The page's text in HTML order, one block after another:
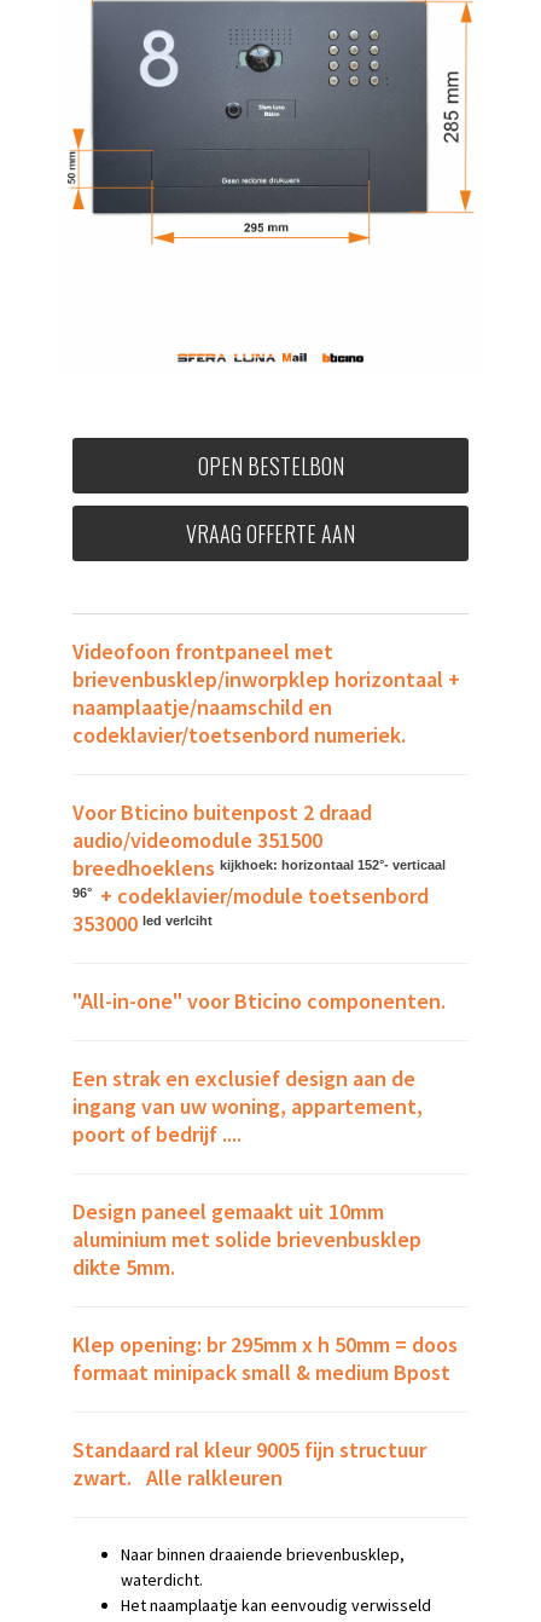
OPEN BESTELBON
VRAAG OFFERTE AAN
Videofoon frontpaneel met
brievenbusklep/inworpklep horizontaal +
naamplaatje/naamschild en
codeklavier/toetsenbord numeriek.
Voor Bticino buitenpost 2 draad
audio/videomodule 351500
breedhoeklens kijkhoek: horizontaal 152°- verticaal
96°
+ codeklavier/module toetsenbord
353000 led verlciht
"All-in-one" voor Bticino componenten.
Een strak en exclusief design aan de
ingang van uw woning, appartement,
poort of bedrijf ....
Design paneel gemaakt uit 10mm
aluminium met solide brievenbusklep
dikte 5mm.
Klep opening: br 295mm x h 50mm = doos
formaat minipack small & medium Bpost
Standaard ral kleur 9005 fijn structuur
zwart. Alle ralkleuren
Naar binnen draaiende brievenbusklep,
waterdicht.
Het naamplaatje kan eenvoudig verwisseld